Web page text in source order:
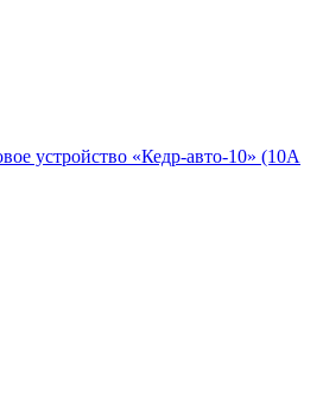
устройство «Кедр-авто-10» (10A